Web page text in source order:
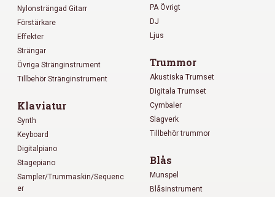
Nylonsträngad Gitarr
Förstärkare
Effekter
Strängar
Övriga Stränginstrument
Tillbehör Stränginstrument
Klaviatur
Synth
Keyboard
Digitalpiano
Stagepiano
Sampler/Trummaskin/Sequenc
er
PA Övrigt
DJ
Ljus
Trummor
Akustiska Trumset
Digitala Trumset
Cymbaler
Slagverk
Tillbehör trummor
Blås
Munspel
Blåsinstrument